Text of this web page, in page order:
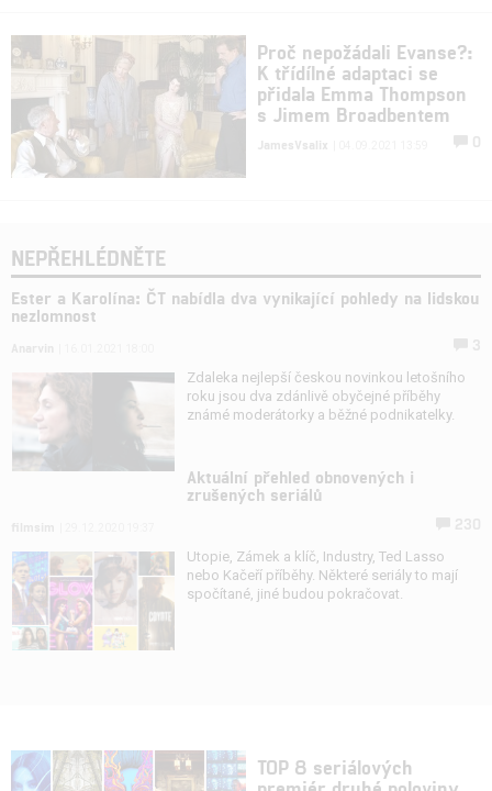
Proč nepožádali Evanse?:
K třídílné adaptaci se
přidala Emma Thompson
s Jimem Broadbentem
JamesVsalix 0
NEPŘEHLÉDNĚTE
Ester a Karolína: ČT nabídla dva vynikající pohledy na lidskou
nezlomnost
Zdaleka nejlepší českou novinkou letošního
roku jsou dva zdánlivě obyčejné příběhy
známé moderátorky a běžné podnikatelky.
Aktuální přehled obnovených i
zrušených seriálů
Utopie, Zámek a klíč, Industry, Ted Lasso
nebo Kačeří příběhy. Některé seriály to mají
spočítané, jiné budou pokračovat.
TOP 8 seriálových